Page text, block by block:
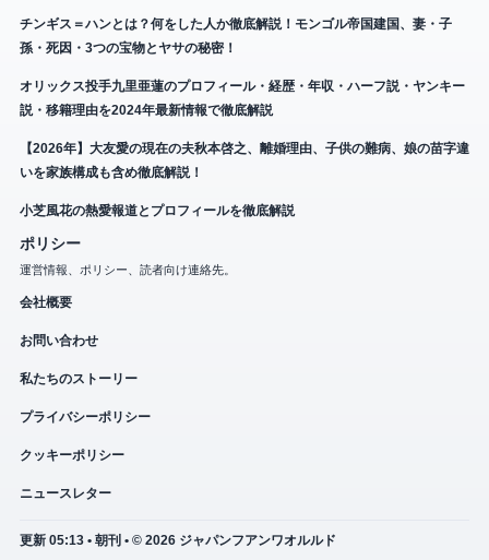
チンギス＝ハンとは？何をした人か徹底解説！モンゴル帝国建国、妻・子
孫・死因・3つの宝物とヤサの秘密！
オリックス投手九里亜蓮のプロフィール・経歴・年収・ハーフ説・ヤンキー
説・移籍理由を2024年最新情報で徹底解説
【2026年】大友愛の現在の夫秋本啓之、離婚理由、子供の難病、娘の苗字違
いを家族構成も含め徹底解説！
小芝風花の熱愛報道とプロフィールを徹底解説
ポリシー
運営情報、ポリシー、読者向け連絡先。
会社概要
お問い合わせ
私たちのストーリー
プライバシーポリシー
クッキーポリシー
ニュースレター
更新 05:13 • 朝刊 • © 2026 ジャパンフアンワオルルド